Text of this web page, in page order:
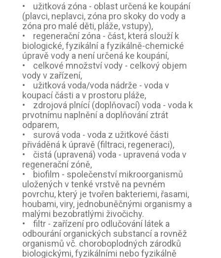
• užitková zóna - oblast určená ke koupání
(plavci, neplavci, zóna pro skoky do vody a
zóna pro malé děti, pláže, vstupy),
• regenerační zóna - část, která slouží k
biologické, fyzikální a fyzikálně-chemické
úpravě vody a není určená ke koupání,
• celkové množství vody - celkový objem
vody v zařízení,
• užitková voda/voda nádrže - voda v
koupací části a v prostoru pláže,
• zdrojová plnící (doplňovací) voda - voda k
prvotnímu naplnění a doplňování ztrát
odparem,
• surová voda - voda z užitkové části
přiváděná k úpravě (filtraci, regeneraci),
• čistá (upravená) voda - upravená voda v
regenerační zóně,
• biofilm - společenství mikroorganismů
uložených v tenké vrstvě na pevném
povrchu, který je tvořen bakteriemi, řasami,
houbami, viry, jednobuněčnými organismy a
malými bezobratlými živočichy.
• filtr - zařízení pro odlučování látek a
odbourání organických substancí a rovněž
organismů vč. choroboplodných zárodků
biologickými, fyzikálními nebo fyzikálně